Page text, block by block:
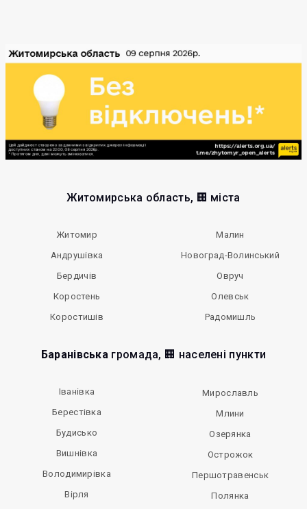
Житомирська область, 🏢 міста
Житомир
Андрушівка
Бердичів
Коростень
Коростишів
Малин
Новоград-Волинський
Овруч
Олевськ
Радомишль
Баранівська громада, 🏢 населені пункти
Іванівка
Берестівка
Будисько
Вишнівка
Володимирівка
Вірля
Мирославль
Млини
Озерянка
Острожок
Першотравенськ
Полянка